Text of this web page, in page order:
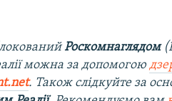
Роскомнаглядом
можна за допомогою
. Також слідкуйте за